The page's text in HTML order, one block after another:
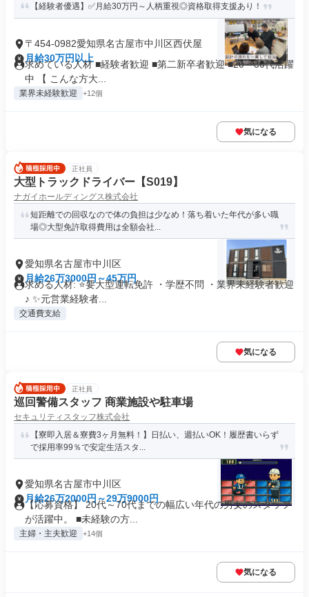
【経験者優遇】✅月給30万円～人柄重視◎資格取得支援あり！
〒454-0982愛知県名古屋市中川区西伏屋
月給30万円以上
求めている人材 ■経験者歓迎 ■第二新卒者歓迎 ■20～30代活躍
中 【 こんな方大...
業界未経験歓迎 +12個
気になる
正社員
大型トラックドライバー【S019】
ナガイホールディングス株式会社
短距離での回収なので体の負担は少なめ！落ち着いた年代が多い職
場◎大型免許取得費用は全額会社...
愛知県名古屋市中川区
月給26万3000円～45万円
求める人材: ⭐要大型運転免許 ・学歴不問 ・業界未経験者歓迎
♪ ✨元営業経験者...
交通費支給
気になる
正社員
巡回警備スタッフ 商業施設や駐車場
セキュリティスタッフ株式会社
【寮即入居＆寮費3ヶ月無料！】日払い、週払いOK！履歴書いらず
で採用率99％で安定生活スタ...
愛知県名古屋市中川区
月給26万2000円～29万9000円
【応募資格】 20代～70代までの幅広い年代の男女のスタッフ
が活躍中。 ■未経験の方...
主婦・主夫歓迎 +14個
気になる